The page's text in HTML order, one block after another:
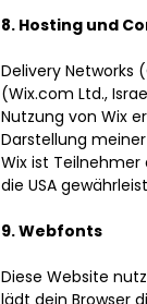
8. Hosting und
Delivery Networks
(Wix.com Ltd.,
Nutzung von Wix
Darstellung
Wix ist Teilnehmer
die USA
9. Webfonts
Diese Website
lädt dein Browser